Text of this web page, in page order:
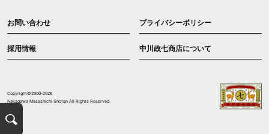
お問い合わせ プライバシーポリシー
採用情報 中川政七商店について
Copyright©2000-2026
Nakagawa Masashichi Shoten All Rights Reserved.
検